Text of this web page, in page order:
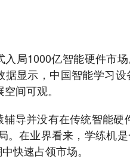
局1000亿智能硬件市
显示，中国智能学习
间可观。
导并没有在传统智能
。在业界看来，学练机
快速占领市场。